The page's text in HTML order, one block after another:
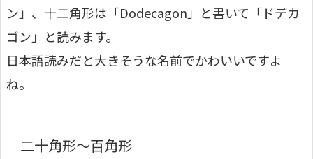
ン」、十二角形は「Dodecagon」と書いて「ドデカ
ゴン」と読みます。
日本語読みだと大きそうな名前でかわいいですよ
ね。
二十角形～百角形